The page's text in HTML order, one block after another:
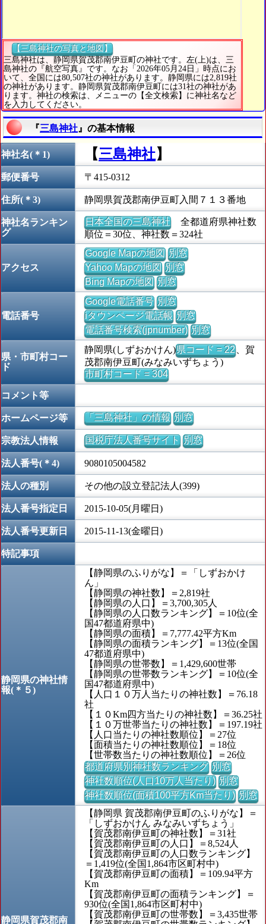
【三島神社の写真と地図】
三島神社は、静岡県賀茂郡南伊豆町の神社です。左(上)は、三
島神社の『航空写真』です。なお「2026年05月24日」時点にお
いて、全国には80,507社の神社があります。静岡県には2,819社
の神社があります。静岡県賀茂郡南伊豆町には31社の神社があ
ります。神社の検索は、メニューの【全文検索】に神社名など
を入力してください。
『三島神社 』の基本情報
神社名(＊1) 【三島神社】
郵便番号 〒415-0312
住所(＊3) 静岡県賀茂郡南伊豆町入間７１３番地
神社名ランキン
グ
日本全国の三島神社全都道府県神社数
順位＝30位、神社数＝324社
アクセス
Google Mapの地図 別窓
Yahoo Mapの地図 別窓
Bing Mapの地図 別窓
電話番号
Google電話番号 別窓
iタウンページ電話帳 別窓
電話番号検索(jpnumber) 別窓
県・市町村コー
ド
静岡県(しずおかけん)県コード = 22、賀
茂郡南伊豆町(みなみいずちょう)
市町村コード = 304
コメント等
ホームページ等 「三島神社」の情報 別窓
宗教法人情報 国税庁法人番号サイト 別窓
法人番号(＊4) 9080105004582
法人の種別 その他の設立登記法人(399)
法人番号指定日 2015-10-05(月曜日)
法人番号更新日 2015-11-13(金曜日)
特記事項
静岡県の神社情
報(＊５)
【静岡県のふりがな】＝「しずおかけ
ん」
【静岡県の神社数】＝2,819社
【静岡県の人口】＝3,700,305人
【静岡県の人口数ランキング】＝10位(全
国47都道府県中)
【静岡県の面積】＝7,777.42平方Km
【静岡県の面積ランキング】＝13位(全国
47都道府県中)
【静岡県の世帯数】＝1,429,600世帯
【静岡県の世帯数ランキング】＝10位(全
国47都道府県中)
【人口１０万人当たりの神社数】＝76.18
社
【１０Km四方当たりの神社数】＝36.25社
【１０万世帯当たりの神社数】＝197.19社
【人口当たりの神社数順位】＝27位
【面積当たりの神社数順位】＝18位
【世帯数当たりの神社数順位】＝26位
都道府県別神社数ランキング 別窓
神社数順位(人口10万人当たり) 別窓
神社数順位(面積100平方Km当たり) 別窓
静岡県賀茂郡南
【静岡県 賀茂郡南伊豆町のふりがな】＝
「しずおかけん みなみいずちょう」
【賀茂郡南伊豆町の神社数】＝31社
【賀茂郡南伊豆町の人口】＝8,524人
【賀茂郡南伊豆町の人口数ランキング】
＝1,419位(全国1,864市区町村中)
【賀茂郡南伊豆町の面積】＝109.94平方
Km
【賀茂郡南伊豆町の面積ランキング】＝
930位(全国1,864市区町村中)
【賀茂郡南伊豆町の世帯数】＝3,435世帯